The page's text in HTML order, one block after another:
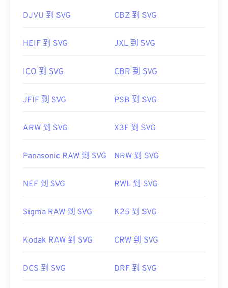
DJVU 到 SVG CBZ 到 SVG
HEIF 到 SVG JXL 到 SVG
ICO 到 SVG CBR 到 SVG
JFIF 到 SVG PSB 到 SVG
ARW 到 SVG X3F 到 SVG
Panasonic RAW 到 SVG NRW 到 SVG
NEF 到 SVG RWL 到 SVG
Sigma RAW 到 SVG K25 到 SVG
Kodak RAW 到 SVG CRW 到 SVG
DCS 到 SVG DRF 到 SVG